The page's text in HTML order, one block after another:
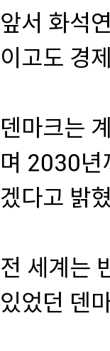
앞서 화석
이고도 경
덴마크는
며 2030년
겠다고 밝
전 세계는
있었던 덴